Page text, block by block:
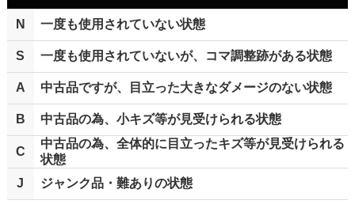
N 一度も使用されていない状態
S 一度も使用されていないが、コマ調整跡がある状態
A 中古品ですが、目立った大きなダメージのない状態
B 中古品の為、小キズ等が見受けられる状態
C
中古品の為、全体的に目立ったキズ等が見受けられる
状態
J
ジャンク品・難ありの状態